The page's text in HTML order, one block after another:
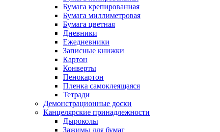
Бумага крепированная
Бумага миллиметровая
Бумага цветная
Дневники
Ежедневники
Записные книжки
Картон
Конверты
Пенокартон
Пленка самоклеящаяся
Тетради
Демонстрационные доски
Канцелярские принадлежности
Дыроколы
Зажимы для бумаг